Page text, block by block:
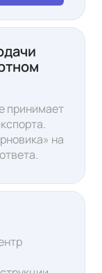
принимает
на
.